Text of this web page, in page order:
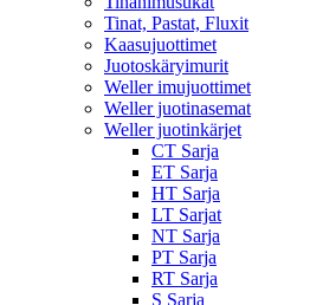
Tinat, Pastat, Fluxit
Kaasujuottimet
Juotoskäryimurit
Weller imujuottimet
Weller juotinasemat
Weller juotinkärjet
CT Sarja
ET Sarja
HT Sarja
LT Sarjat
NT Sarja
PT Sarja
RT Sarja
S Sarja